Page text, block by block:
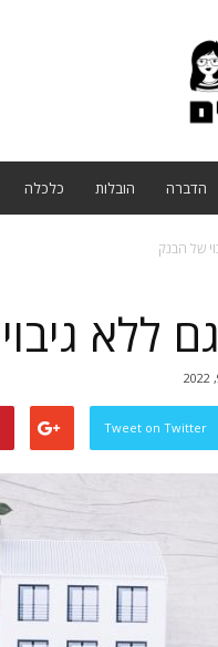
הדברה הובלות כלכלה
של הבנק
ללא
Tweet on Twitter